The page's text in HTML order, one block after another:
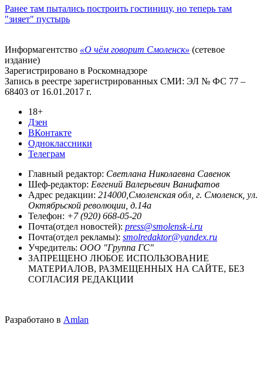
Ранее там пытались построить гостиницу, но теперь там
"зияет" пустырь
Информагентство «О чём говорит Смоленск» (сетевое
издание)
Зарегистрировано в Роскомнадзоре
Запись в реестре зарегистрированных СМИ: ЭЛ № ФС 77 –
68403 от 16.01.2017 г.
18+
Дзен
ВКонтакте
Одноклассники
Телеграм
Главный редактор: Светлана Николаевна Савенок
Шеф-редактор: Евгений Валерьевич Ванифатов
Адрес редакции: 214000,Смоленская обл, г. Смоленск, ул.
Октябрьской революции, д.14а
Телефон: +7 (920) 668-05-20
Почта(отдел новостей): press@smolensk-i.ru
Почта(отдел рекламы): smolredaktor@yandex.ru
Учредитель: ООО "Группа ГС"
ЗАПРЕЩЕНО ЛЮБОЕ ИСПОЛЬЗОВАНИЕ
МАТЕРИАЛОВ, РАЗМЕЩЕННЫХ НА САЙТЕ, БЕЗ
СОГЛАСИЯ РЕДАКЦИИ
Разработано в Amlan